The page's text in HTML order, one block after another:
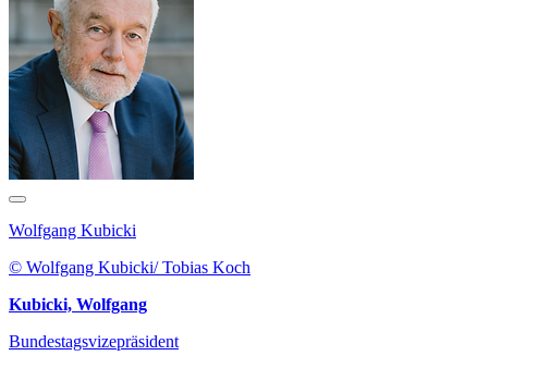
Wolfgang Kubicki
© Wolfgang Kubicki/ Tobias Koch
Kubicki, Wolfgang
Bundestagsvizepräsident